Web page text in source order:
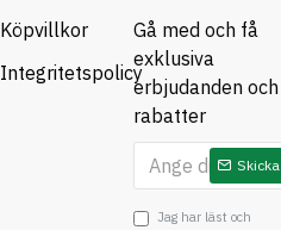
Köpvillkor
Integritetspolicy
Gå med och få
exklusiva
erbjudanden och
rabatter
Skicka
Jag har läst och